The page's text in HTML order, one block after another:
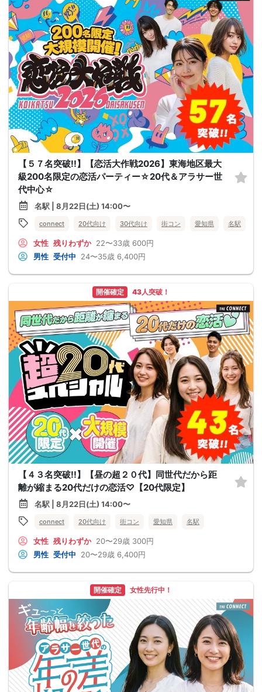
【５７名突破!!】【恋活大作戦2026】東海地区最大
級200名限定の恋活パーティー☆20代＆アラサー世
代中心☆
名駅 | 8月22日(土) 14:00〜
connect 20代向け 30代向け 街コン 愛知県 名駅
女性 残りわずか 22〜33歳 600円
男性 受付中 24〜35歳 6,400円
開催確定 43人突破！
【４３名突破!!】【昼の超２０代】同世代だから距
離が縮まる20代だけの恋活♡【20代限定】
名駅 | 8月22日(土) 14:00〜
connect 20代向け 街コン 愛知県 名駅
女性 残りわずか 20〜29歳 300円
男性 受付中 20〜29歳 6,400円
開催確定 女性先行中！